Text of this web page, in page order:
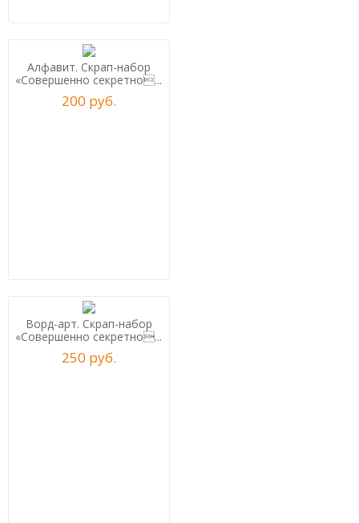
Алфавит. Скрап-набор
«Совершенно секретно...
200 руб.
Ворд-арт. Скрап-набор
«Совершенно секретно...
250 руб.